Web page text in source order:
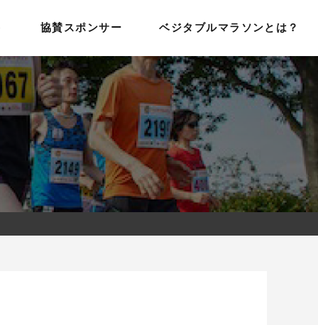
協賛スポンサー ベジタブルマラソンとは？